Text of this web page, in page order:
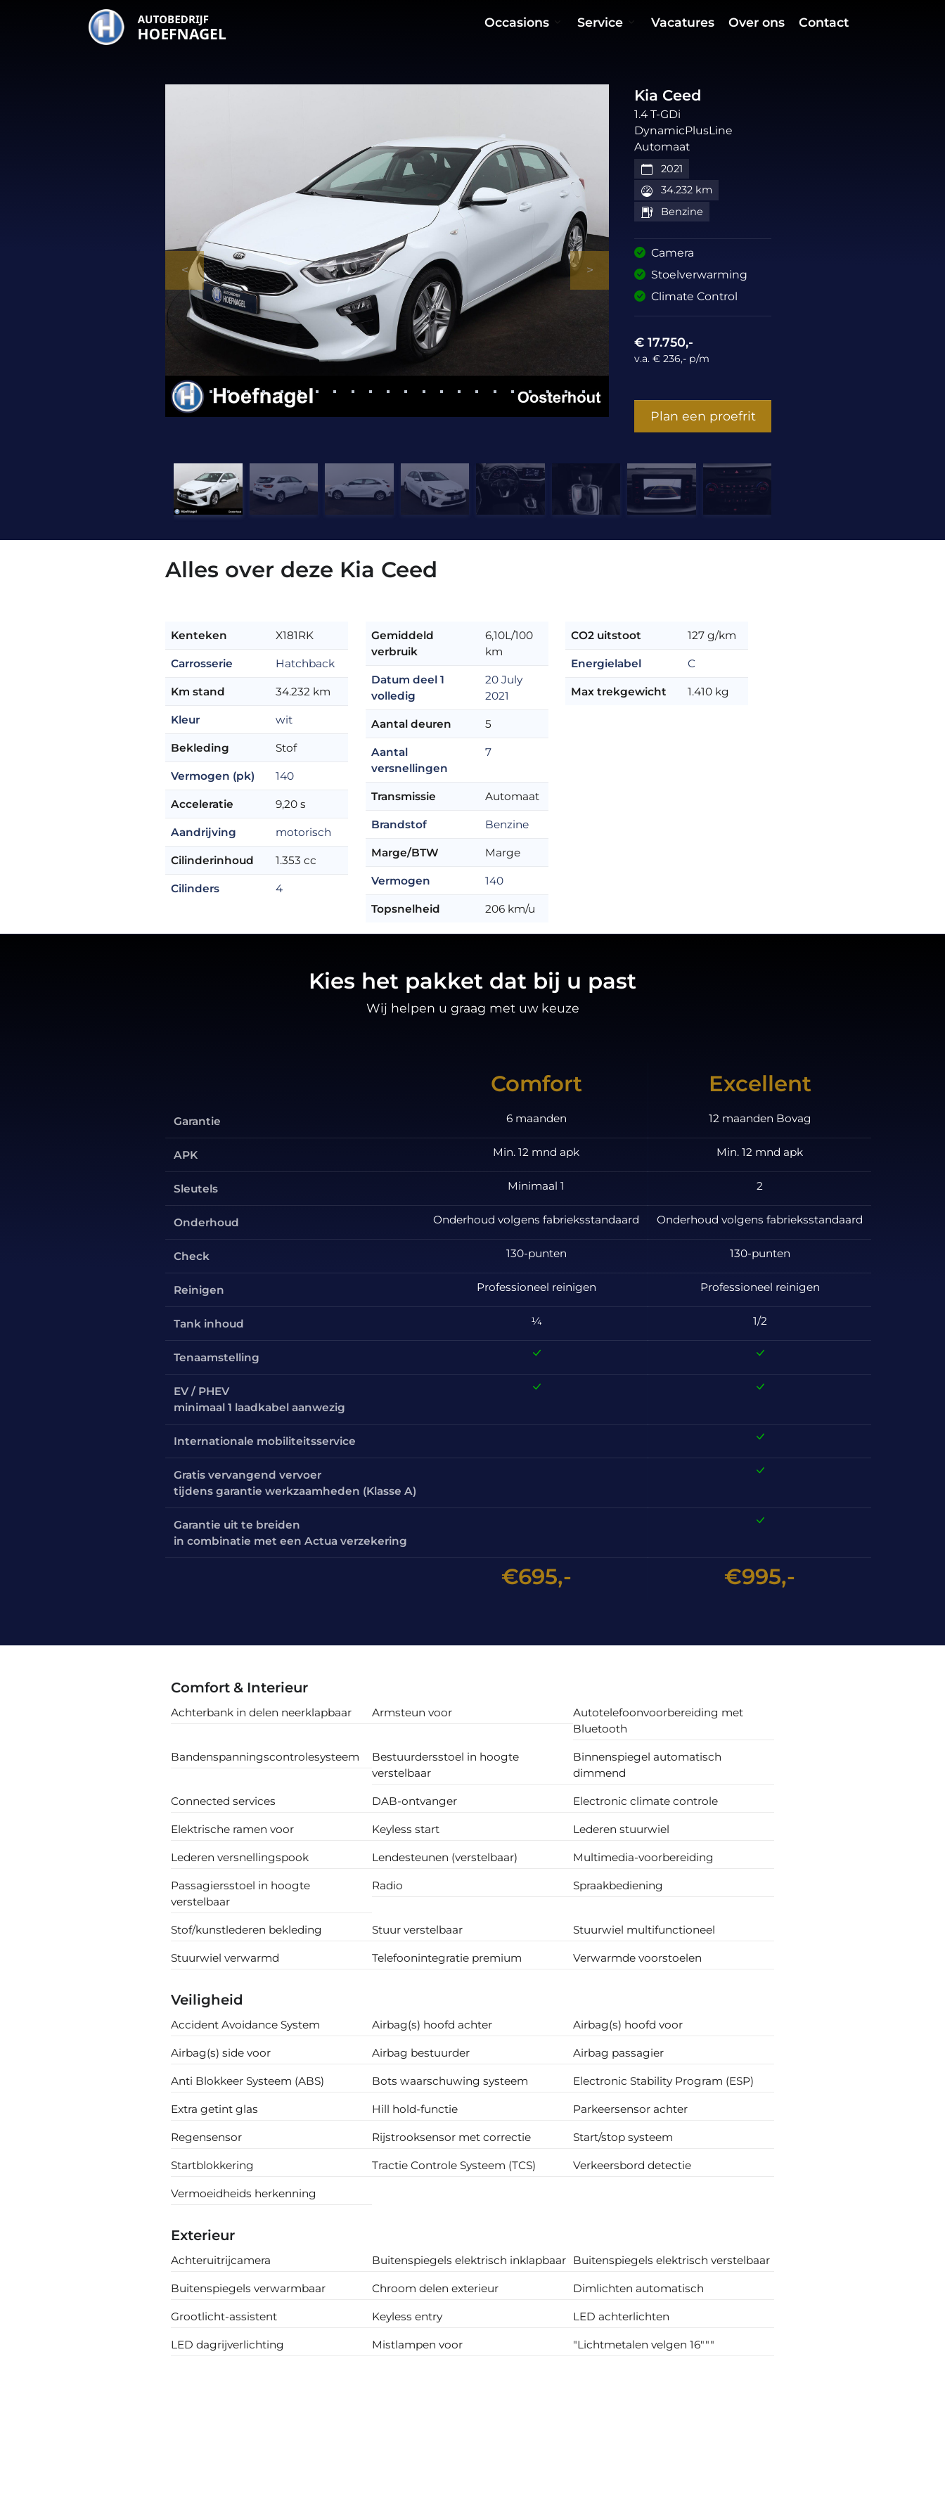
Occasions Service Vacatures Over ons Contact
Kia Ceed
1.4 T-GDi
DynamicPlusLine
Automaat
2021
34.232 km
Benzine
Camera
Stoelverwarming
Climate Control
€ 17.750,-
v.a. € 236,- p/m
Plan een proefrit
Alles over deze Kia Ceed
Kenteken X181RK
Carrosserie Hatchback
Km stand 34.232 km
Kleur wit
Bekleding Stof
Vermogen (pk) 140
Acceleratie 9,20 s
Aandrijving motorisch
Cilinderinhoud 1.353 cc
Cilinders 4
Gemiddeld
verbruik
6,10L/100
km
Datum deel 1
volledig
20 July
2021
Aantal deuren 5
Aantal
versnellingen
7
Transmissie Automaat
Brandstof Benzine
Marge/BTW Marge
Vermogen 140
Topsnelheid 206 km/u
CO2 uitstoot 127 g/km
Energielabel C
Max trekgewicht 1.410 kg
Kies het pakket dat bij u past
Wij helpen u graag met uw keuze
Comfort Excellent
Garantie 6 maanden 12 maanden Bovag
APK Min. 12 mnd apk Min. 12 mnd apk
Sleutels Minimaal 1 2
Onderhoud Onderhoud volgens fabrieksstandaard Onderhoud volgens fabrieksstandaard
Check 130-punten 130-punten
Reinigen Professioneel reinigen Professioneel reinigen
Tank inhoud ¼ 1/2
Tenaamstelling
EV / PHEV
minimaal 1 laadkabel aanwezig
Internationale mobiliteitsservice
Gratis vervangend vervoer
tijdens garantie werkzaamheden (Klasse A)
Garantie uit te breiden
in combinatie met een Actua verzekering
€695,- €995,-
Comfort & Interieur
Achterbank in delen neerklapbaar Armsteun voor
Autotelefoonvoorbereiding met
Bluetooth
Bandenspanningscontrolesysteem
Bestuurdersstoel in hoogte
verstelbaar
Binnenspiegel automatisch
dimmend
Connected services DAB-ontvanger Electronic climate controle
Elektrische ramen voor Keyless start Lederen stuurwiel
Lederen versnellingspook Lendesteunen (verstelbaar) Multimedia-voorbereiding
Passagiersstoel in hoogte
verstelbaar
Radio Spraakbediening
Stof/kunstlederen bekleding Stuur verstelbaar Stuurwiel multifunctioneel
Stuurwiel verwarmd Telefoonintegratie premium Verwarmde voorstoelen
Veiligheid
Accident Avoidance System Airbag(s) hoofd achter Airbag(s) hoofd voor
Airbag(s) side voor Airbag bestuurder Airbag passagier
Anti Blokkeer Systeem (ABS) Bots waarschuwing systeem Electronic Stability Program (ESP)
Extra getint glas Hill hold-functie Parkeersensor achter
Regensensor Rijstrooksensor met correctie Start/stop systeem
Startblokkering Tractie Controle Systeem (TCS) Verkeersbord detectie
Vermoeidheids herkenning
Exterieur
Achteruitrijcamera Buitenspiegels elektrisch inklapbaar Buitenspiegels elektrisch verstelbaar
Buitenspiegels verwarmbaar Chroom delen exterieur Dimlichten automatisch
Grootlicht-assistent Keyless entry LED achterlichten
LED dagrijverlichting Mistlampen voor "Lichtmetalen velgen 16"""